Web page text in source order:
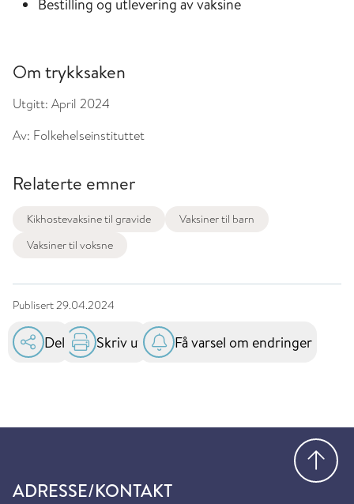
Bestilling og utlevering av vaksine
Om trykksaken
Utgitt: April 2024
Av: Folkehelseinstituttet
Relaterte emner
Kikhostevaksine til gravide
Vaksiner til barn
Vaksiner til voksne
Publisert29.04.2024
Del Skriv ut Få varsel om endringer
ADRESSE/KONTAKT